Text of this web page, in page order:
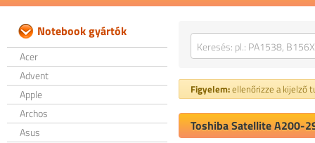
Notebook gyártók
Acer
Advent
Apple
Archos
Asus
Figyelem:ellenőrizze a kijelző
Toshiba Satellite A200-